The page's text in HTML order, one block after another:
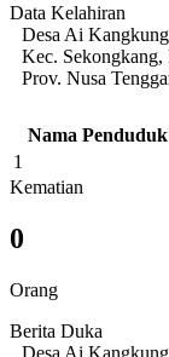
Data Kelahiran
Desa Ai Kangkung
Kec.
Prov. Nusa
Nama Penduduk
1
Kematian
0
Orang
Berita Duka
Desa Ai Kangkung